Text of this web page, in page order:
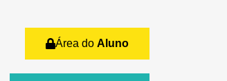
Área do Aluno